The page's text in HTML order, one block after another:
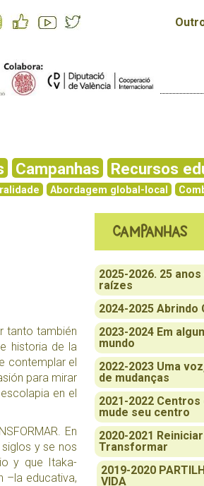
Campanhas Recursos
Abordagem global-local
Campanhas
2025-2026. 25
raízes
2024-2025 Abrindo
2023-2024 Em
mundo
2022-2023 Uma
de mudanças
2021-2022 Centros
mude seu centro
2020-2021
Transformar
2019-2020
VIDA
tanto también
historia de la
contemplar el
para mirar
en el
En
y se nos
y que Itaka-
–la educativa,